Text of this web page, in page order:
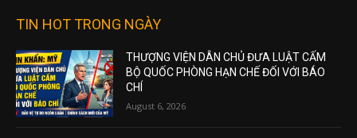
TIN HOT TRONG NGÀY
THƯỢNG VIỆN DÂN CHỦ ĐƯA LUẬT CẤM
BỘ QUỐC PHÒNG HẠN CHẾ ĐỐI VỚI BÁO
CHÍ
August 6, 2026